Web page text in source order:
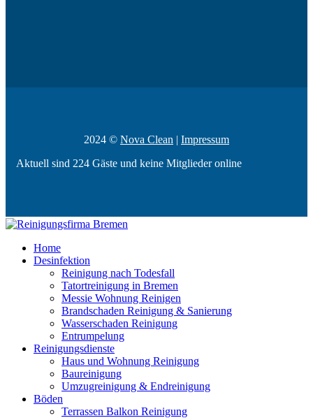
2024 © Nova Clean | Impressum
Aktuell sind 224 Gäste und keine Mitglieder online
Home
Desinfektion
Reinigung nach Todesfall
Tatortreinigung in Bremen
Messie Wohnung Reinigen
Brandschaden Reinigung & Sanierung
Wasserschaden Reinigung
Entrumpelung
Reinigungsdienste
Haus und Wohnung Reinigung
Baureinigung
Umzugreinigung & Endreinigung
Böden
Terrassen Balkon Reinigung